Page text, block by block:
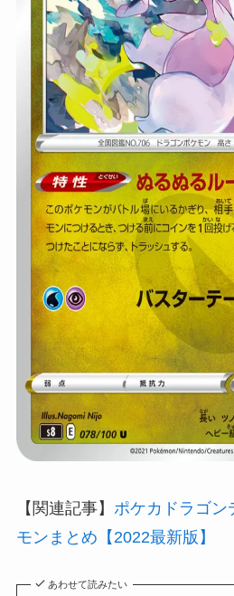
【関連記事】 ポケカドラゴン
モンまとめ【2022最新版】
あわせて読みたい